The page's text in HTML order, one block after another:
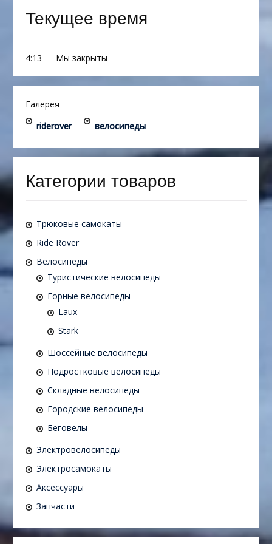
Текущее время
4:13 — Мы закрыты
Галерея
riderover
велосипеды
Категории товаров
Трюковые самокаты
Ride Rover
Велосипеды
Туристические велосипеды
Горные велосипеды
Laux
Stark
Шоссейные велосипеды
Подростковые велосипеды
Складные велосипеды
Городские велосипеды
Беговелы
Электровелосипеды
Электросамокаты
Аксессуары
Запчасти